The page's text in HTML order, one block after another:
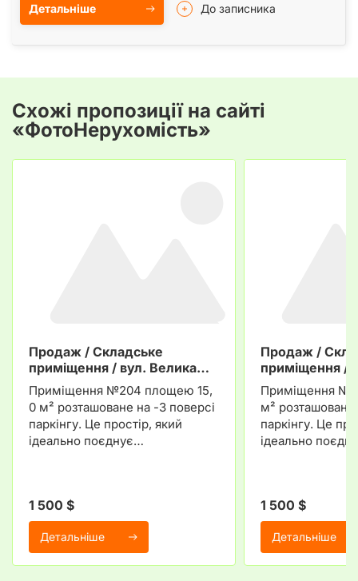
Детальніше До записника
Схожі пропозиції на сайті
«ФотоНерухомість»
Продаж / Складське
приміщення / вул. Велика…
Приміщення №204 площею 15,
0 м² розташоване на -3 поверсі
паркінгу. Це простір, який
ідеально поєднує…
1 500 $
Детальніше
Продаж /
приміщення /
Приміщення
м² розташоване
паркінгу. Це
ідеально
1 500 $
Детальніше